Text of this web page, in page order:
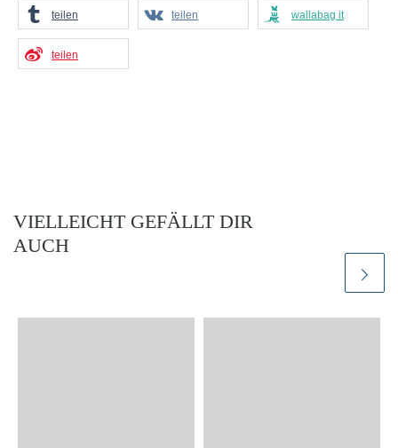
teilen teilen wallabag it
teilen
VIELLEICHT GEFÄLLT DIR
AUCH